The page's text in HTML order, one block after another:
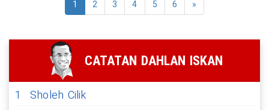
1 2 3 4 5 6 »
CATATAN DAHLAN ISKAN
1
Sholeh Cilik